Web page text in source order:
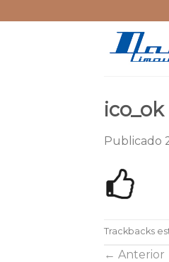
ico_ok
Publicado
Trackbacks
← Anterior